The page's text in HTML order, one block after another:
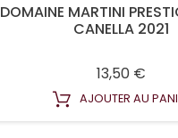
DOMAINE MARTINI
CANELLA 2021
13,50 €
AJOUTER AU